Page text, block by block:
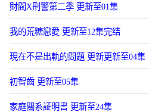
財閥X刑警第二季 更新至01集
我的荒糖戀愛 更新至12集完结
現在不是出軌的問題 更新更新至04集
初智齒 更新至05集
家庭關系証明書 更新至24集